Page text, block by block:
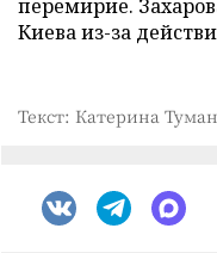
перемирие.
Киева из-за
Текст: Катерина